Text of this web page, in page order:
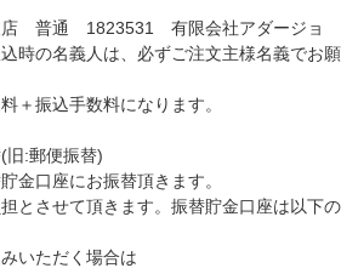
普通 1823531 有限会社アダージョ
時の名義人は、必ずご注文主様名義でお願
＋振込手数料になります。
旧:郵便振替)
金口座にお振替頂きます。
とさせて頂きます。振替貯金口座は以下の
いただく場合は